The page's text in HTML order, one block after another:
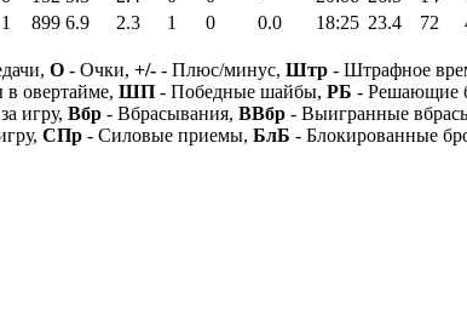
1 899 6.9 2.3 1 0 0.0 18:25 23.4 72
О - Очки, +/- - Плюс/минус, Штр - Штрафное
овертайме, ШП - Победные шайбы, РБ - Решающие
игру, Вбр - Вбрасывания, ВВбр - Выигранные
СПр - Силовые приемы, БлБ - Блокированные